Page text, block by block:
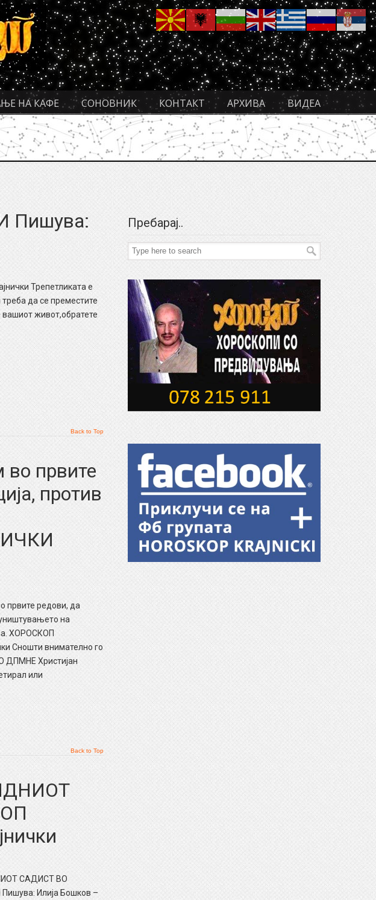
НА КАФЕ СОНОВНИК КОНТАКТ АРХИВА ВИДЕА
Пишува:
Трепетликата е
да се преместите
вашиот живот,обратете
Back to Top
првите
против
првите редови, да
на
ХОРОСКОП
Сношти внимателно го
ДПМНЕ Христијан
или
Back to Top
САДИСТ ВО
Илија Бошков –
Пребарај..